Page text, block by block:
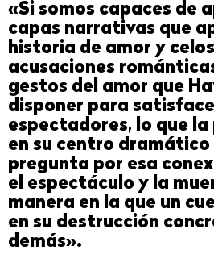
«Si somos capaces de
capas narrativas que
historia de amor y
acusaciones
gestos del amor que
disponer para
espectadores, lo que
en su centro dramático
pregunta por esa
el espectáculo y la
manera en la que un
en su destrucción
demás».